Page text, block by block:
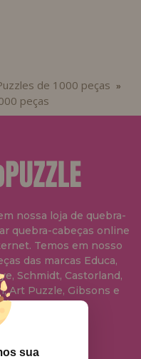
de 1000 peças »
peças
nossa loja de quebra-
quebra-cabeças online
Temos em nosso
das marcas Educa,
Schmidt, Castorland,
Art Puzzle, Gibsons e
sua